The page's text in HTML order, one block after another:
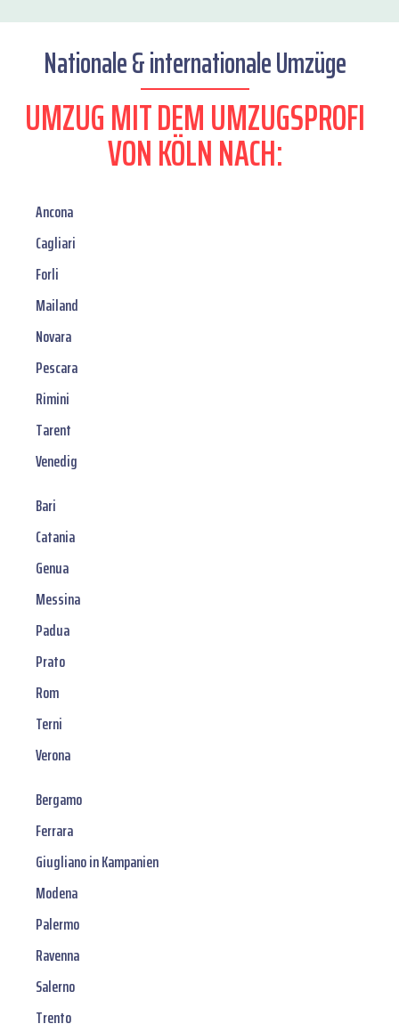
Nationale & internationale Umzüge
UMZUG MIT DEM UMZUGSPROFI
VON KÖLN NACH:
Ancona
Cagliari
Forli
Mailand
Novara
Pescara
Rimini
Tarent
Venedig
Bari
Catania
Genua
Messina
Padua
Prato
Rom
Terni
Verona
Bergamo
Ferrara
Giugliano in Kampanien
Modena
Palermo
Ravenna
Salerno
Trento